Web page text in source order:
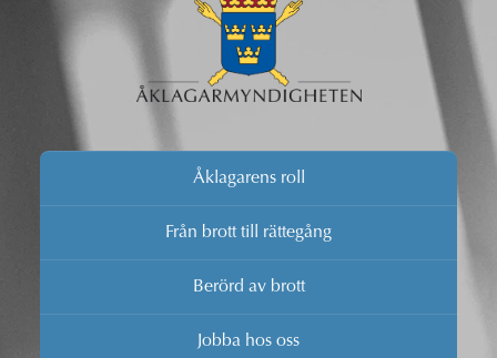
Åklagarens roll
Från brott till rättegång
Berörd av brott
Jobba hos oss